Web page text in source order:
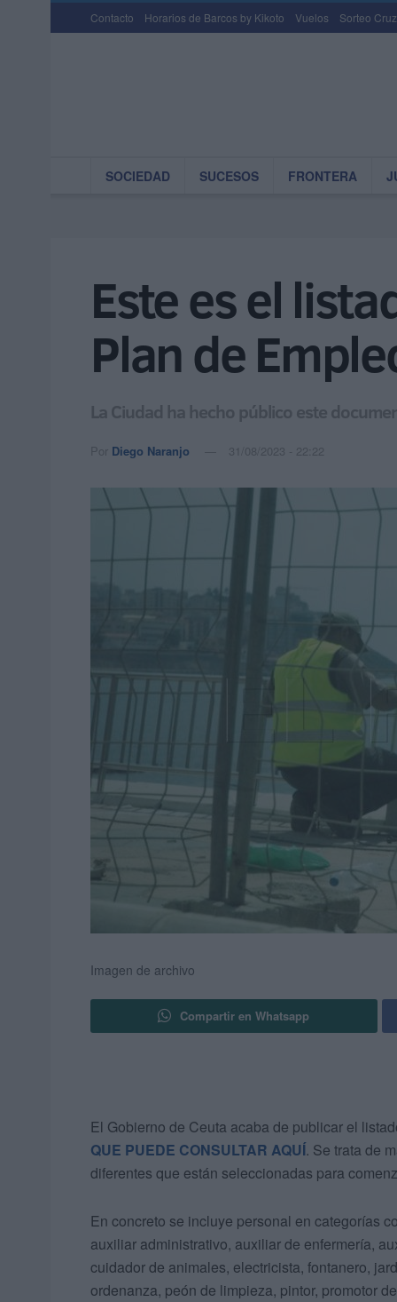
Contacto Horarios de Barcos by Kikoto Vuelos Sorteo
SOCIEDAD SUCESOS FRONTERA
Este es el
Plan de
La Ciudad ha hecho público este
Por Diego Naranjo 31/08/2023 - 22:22
Imagen de archivo
Compartir en Whatsapp
El Gobierno de Ceuta acaba de publicar el
QUE PUEDE CONSULTAR AQUÍ. Se trata de
diferentes que están seleccionadas para
En concreto se incluye personal en categorías
auxiliar administrativo, auxiliar de enfermería,
cuidador de animales, electricista, fontanero,
ordenanza, peón de limpieza, pintor, promotor